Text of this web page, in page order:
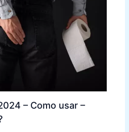
– Como usar –